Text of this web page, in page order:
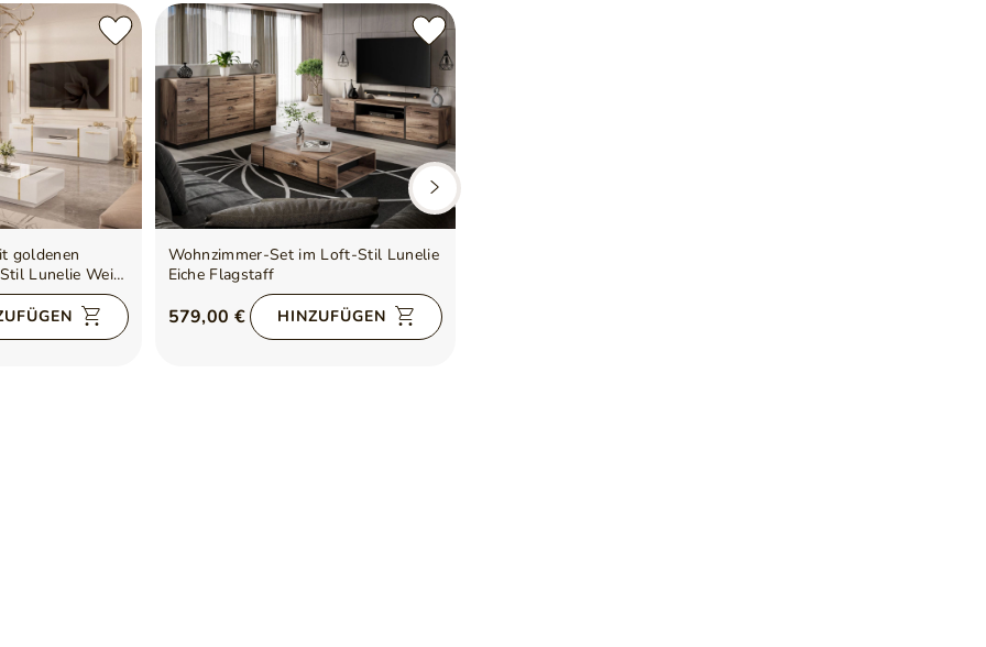
goldenen
Lunelie Weiß
Wohnzimmer-Set im Loft-Stil Lunelie
Eiche Flagstaff
579,00 € HINZUFÜGEN